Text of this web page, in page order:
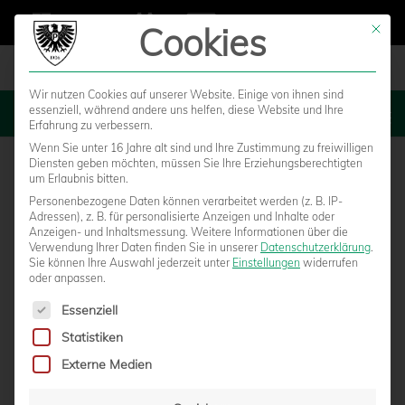
MENU
TOBIAS REICHEL PFEIFT IN KIEL
Mit
Cookies
Wir nutzen Cookies auf unserer Website. Einige von ihnen sind
essenziell, während andere uns helfen, diese Website und Ihre
Erfahrung zu verbessern.
Wenn Sie unter 16 Jahre alt sind und Ihre Zustimmung zu freiwilligen
Diensten geben möchten, müssen Sie Ihre Erziehungsberechtigten
um Erlaubnis bitten.
Personenbezogene Daten können verarbeitet werden (z. B. IP-
Adressen), z. B. für personalisierte Anzeigen und Inhalte oder
Anzeigen- und Inhaltsmessung. Weitere Informationen über die
Verwendung Ihrer Daten finden Sie in unserer Datenschutzerklärung.
Sie können Ihre Auswahl jederzeit unter Einstellungen widerrufen
oder anpassen.
Es folgt eine Liste der Service-Gruppen, für die eine
Essenziell
Statistiken
Externe Medien